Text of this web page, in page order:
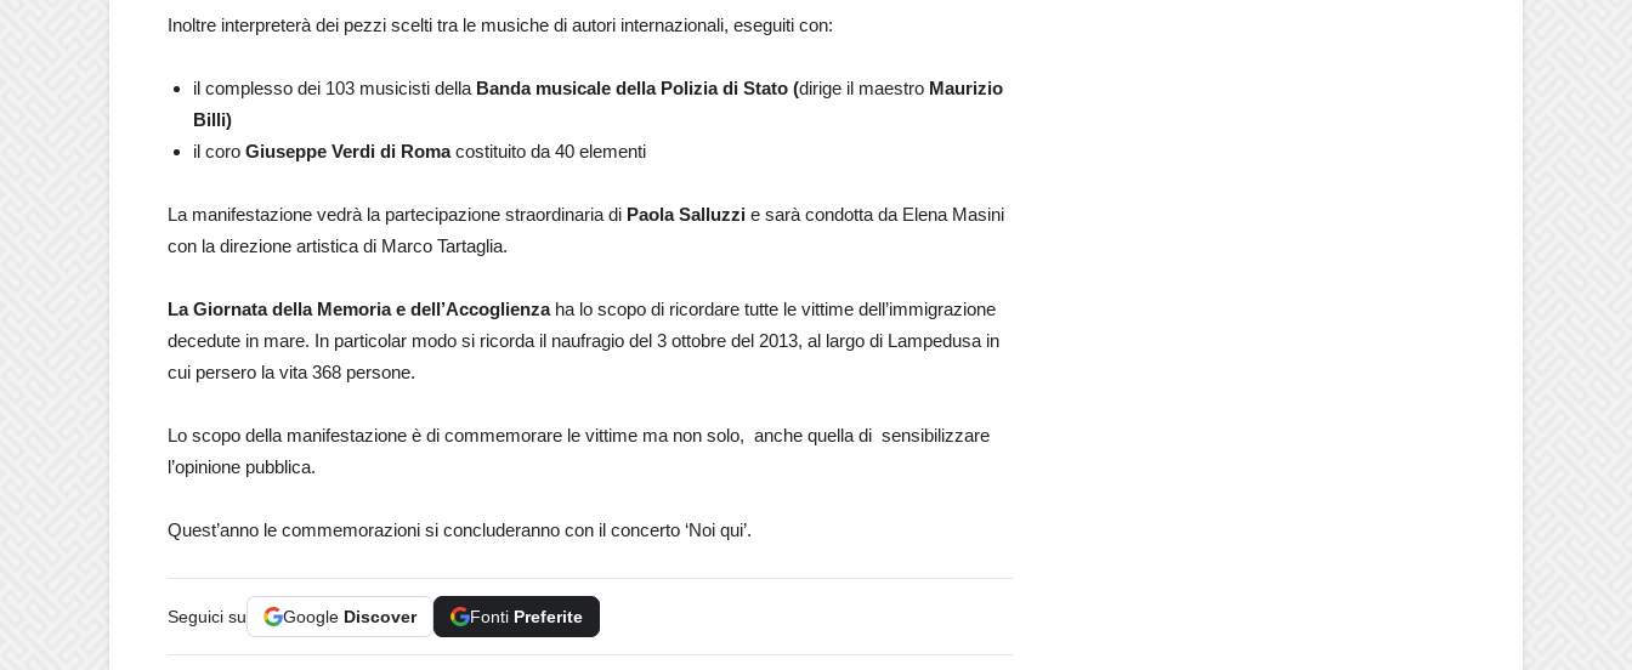
Inoltre interpreterà dei pezzi scelti tra le musiche di autori internazionali, eseguiti con:
il complesso dei 103 musicisti della Banda musicale della Polizia di Stato (dirige il maestro Maurizio
Billi)
il coro Giuseppe Verdi di Romacostituito da 40 elementi
La manifestazione vedrà la partecipazione straordinaria di Paola Salluzzi e sarà condotta da Elena Masini
con la direzione artistica di Marco Tartaglia.
La Giornata della Memoria e dell’Accoglienzaha lo scopo di ricordare tutte le vittime dell’immigrazione
decedute in mare. In particolar modo si ricorda il naufragio del 3 ottobre del 2013, al largo di Lampedusa in
cui persero la vita 368 persone.
Lo scopo della manifestazione è di commemorare le vittime ma non solo, anche quella di sensibilizzare
l’opinione pubblica.
Quest’anno le commemorazioni si concluderanno con il concerto ‘Noi qui’.
Seguici su Google Discover Fonti Preferite